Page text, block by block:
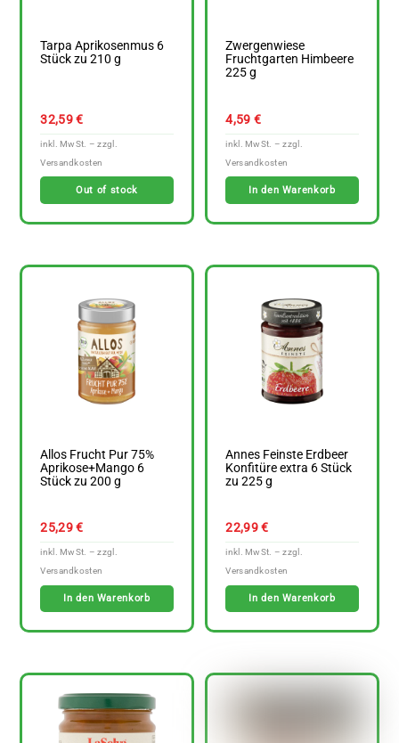
Tarpa Aprikosenmus 6
Stück zu 210 g
32,59€
Out of stock
Zwergenwiese
Fruchtgarten Himbeere
225 g
4,59 €
In den Warenkorb
Allos Frucht Pur 75%
Aprikose+Mango 6
Stück zu 200 g
25,29€
In den Warenkorb
Annes Feinste Erdbeer
Konfitüre extra 6 Stück
zu 225 g
22,99€
In den Warenkorb